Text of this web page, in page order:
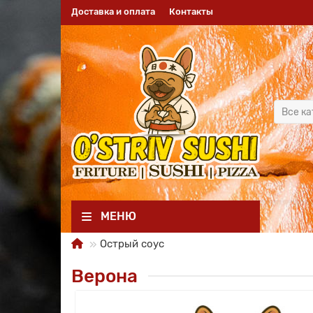
Доставка и оплата Контакты
Все
МЕНЮ
Острый соус
Верона